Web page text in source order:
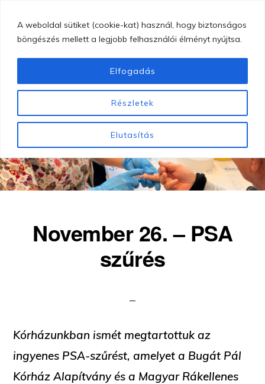
A weboldal sütiket (cookie-kat) használ, hogy biztonságos
böngészés mellett a legjobb felhasználói élményt nyújtsa.
Részletek
Elutasítás
Elfogadás
GYÖNGYÖSI
KÓRHÁZ
Gyöngyösi
Kórház
MENU
November 26. – PSA
szűrés
Kórházunkban ismét megtartottuk az
ingyenes PSA-szűrést, amelyet a Bugát Pál
Kórház Alapítvány és a Magyar Rákellenes